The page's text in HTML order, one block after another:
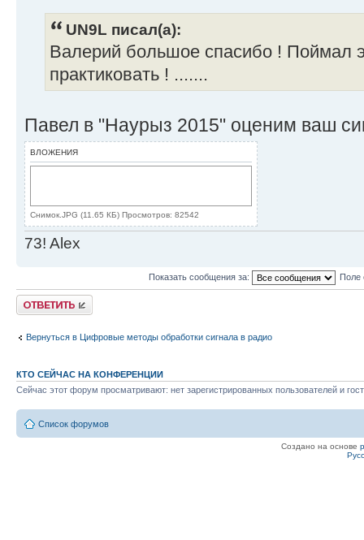
UN9L писал(а):
Валерий большое спасибо ! Поймал
практиковать ! .......
Павел в "Наурыз 2015" оценим ваш
ВЛОЖЕНИЯ
Снимок.JPG (11.65 КБ) Просмотров: 82542
73! Alex
Показать сообщения за: Поле
Ответить
Вернуться в Цифровые методы обработки сигнала в радио
КТО СЕЙЧАС НА КОНФЕРЕНЦИИ
Сейчас этот форум просматривают: нет зарегистрированных пользователей и
Список форумов
Создано на основе